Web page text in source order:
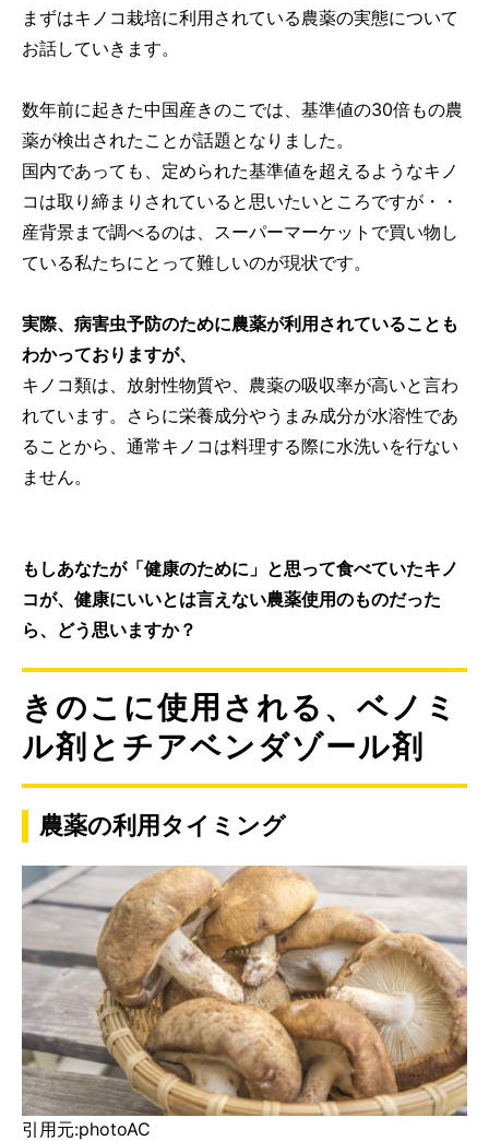
まずはキノコ栽培に利用されている農薬の実態について
お話していきます。
数年前に起きた中国産きのこでは、基準値の30倍もの農
薬が検出されたことが話題となりました。
国内であっても、定められた基準値を超えるようなキノ
コは取り締まりされていると思いたいところですが・・
産背景まで調べるのは、スーパーマーケットで買い物し
ている私たちにとって難しいのが現状です。
実際、病害虫予防のために農薬が利用されていることも
わかっておりますが、
キノコ類は、放射性物質や、農薬の吸収率が高いと言わ
れています。さらに栄養成分やうまみ成分が水溶性であ
ることから、通常キノコは料理する際に水洗いを行ない
ません。
もしあなたが「健康のために」と思って食べていたキノ
コが、健康にいいとは言えない農薬使用のものだった
ら、どう思いますか？
きのこに使用される、ベノミ
ル剤とチアベンダゾール剤
農薬の利用タイミング
引用元:photoAC